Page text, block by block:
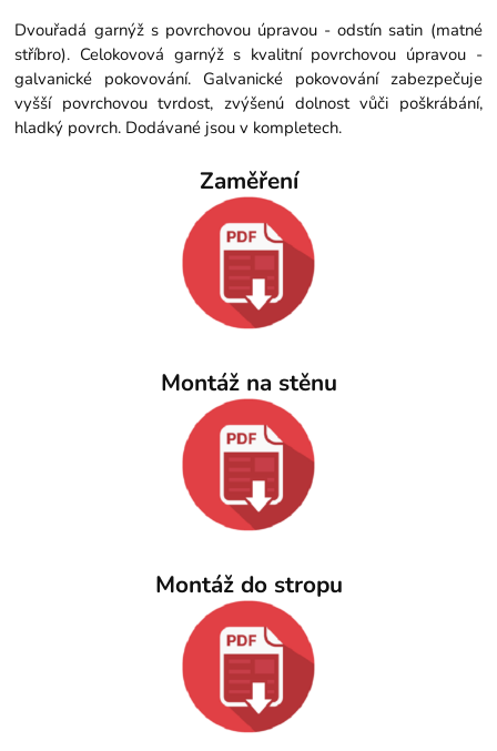
Dvouřadá garnýž s povrchovou úpravou - odstín satin (matné
stříbro). Celokovová garnýž s kvalitní povrchovou úpravou -
galvanické pokovování. Galvanické pokovování zabezpečuje
vyšší povrchovou tvrdost, zvýšenú dolnost vůči poškrábání,
hladký povrch. Dodávané jsou v kompletech.
Zaměření
Montáž na stěnu
Montáž do stropu